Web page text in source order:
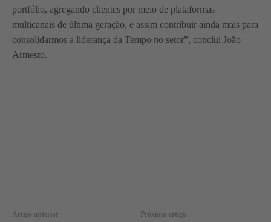
portfólio, agregando clientes por meio de plataformas
multicanais de última geração, e assim contribuir ainda mais para
consolidarmos a liderança da Tempo no setor”, conclui João
Armesto.
Artigo anterior Próximo artigo